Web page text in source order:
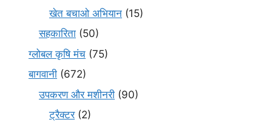
खेत बचाओ अभियान (15)
सहकारिता (50)
ग्लोबल कृषि मंच (75)
बागवानी (672)
उपकरण और मशीनरी (90)
ट्रैक्टर(2)